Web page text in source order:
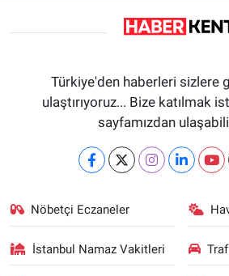
Türkiye'den haberleri sizlere
ulaştırıyoruz... Bize katılmak
sayfamızdan
Nöbetçi Eczaneler
İstanbul Namaz Vakitleri